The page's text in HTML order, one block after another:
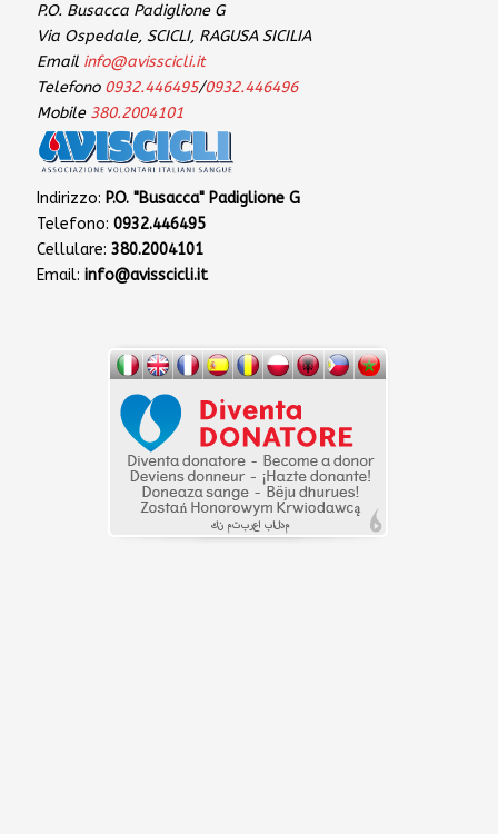
P.O. Busacca Padiglione G
Via Ospedale, SCICLI, RAGUSA SICILIA
Email info@avisscicli.it
Telefono 0932.446495/0932.446496
Mobile 380.2004101
Indirizzo: P.O. "Busacca" Padiglione G
Telefono: 0932.446495
Cellulare: 380.2004101
Email: info@avisscicli.it